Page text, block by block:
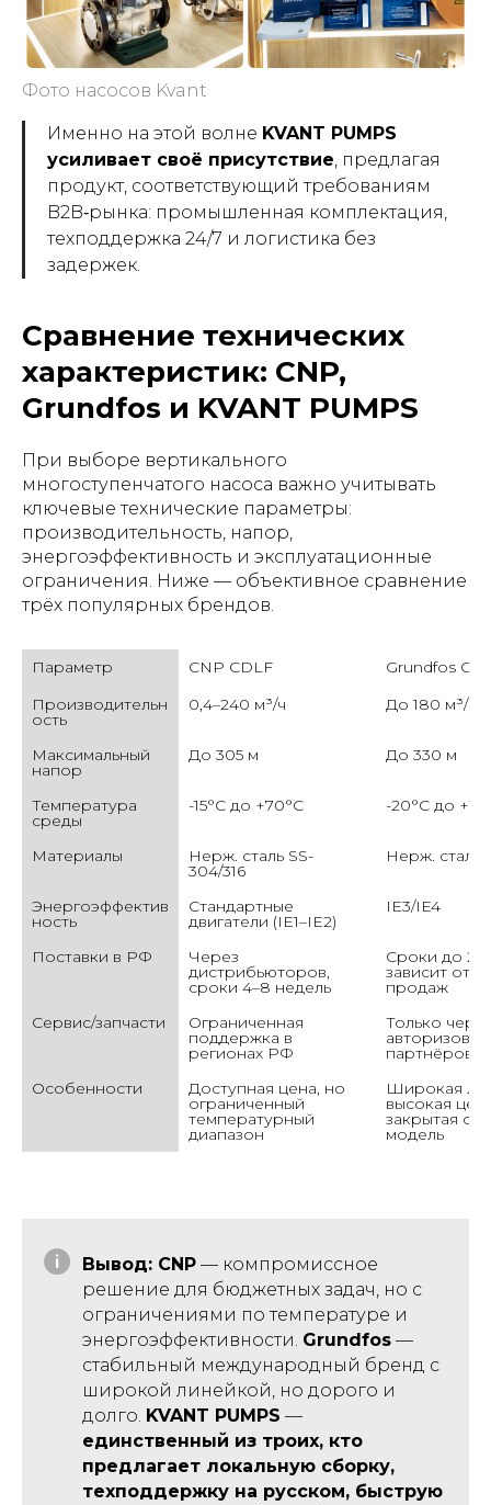
Фото насосов Kvant
Именно на этой волне KVANT PUMPS
усиливает своё присутствие, предлагая
продукт, соответствующий требованиям
B2B‑рынка: промышленная комплектация,
техподдержка 24/7 и логистика без
задержек.
Сравнение технических
характеристик: CNP,
Grundfos и KVANT PUMPS
При выборе вертикального
многоступенчатого насоса важно учитывать
ключевые технические параметры:
производительность, напор,
энергоэффективность и эксплуатационные
ограничения. Ниже — объективное сравнение
трёх популярных брендов.
Параметр CNP CDLF
Grundfos CR
Производительн
ость
0,4–240 м³/ч До 180 м³/ч
Максимальный
напор
До 305 м До 330 м
Температура
среды
-15°C до +70°C -20°C до
Материалы Нерж. сталь SS-
304/316
Нерж. сталь,
Энергоэффектив
ность
Стандартные
двигатели (IE1–IE2)
IE3/IE4
Поставки в РФ Через
дистрибьюторов,
сроки 4–8 недель
Сроки до 2
зависит от
продаж
Сервис/запчасти
Ограниченная
поддержка в
регионах РФ
Только
партнёров
Особенности
Доступная цена, но
ограниченный
температурный
диапазон
Широкая
высокая
закрытая
модель
Вывод: CNP — компромиссное
решение для бюджетных задач, но с
ограничениями по температуре и
энергоэффективности. Grundfos —
стабильный международный бренд с
широкой линейкой, но дорого и
долго. KVANT PUMPS —
единственный из троих, кто
предлагает локальную сборку,
техподдержку на русском, быструю